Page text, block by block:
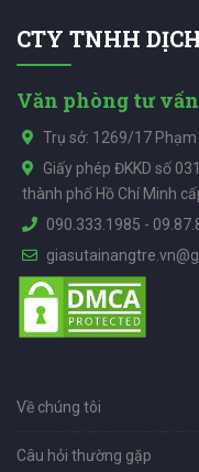
CTY TNHH
Văn phòng tư
Trụ sở: 1269/17 Phạm
Giấy phép ĐKKD số
thành phố Hồ Chí Minh
090.333.1985 -
Về chúng tôi
Câu hỏi thường gặp